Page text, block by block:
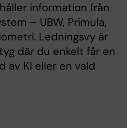
information från
– UBW, Primula,
Ledningsvy är
där du enkelt får en
av KI eller en vald